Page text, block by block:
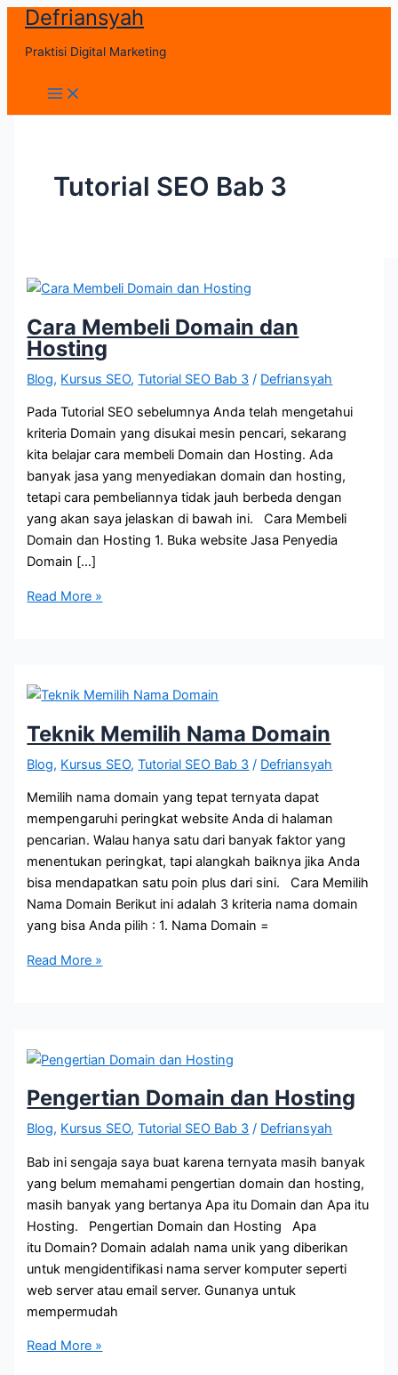
Skip
content
Defriansyah
Praktisi Digital Marketing
Main
Menu
Tutorial SEO Bab 3
Cara Membeli Domain dan
Hosting
Blog, Kursus SEO,Tutorial SEO Bab 3 / Defriansyah
Pada Tutorial SEO sebelumnya Anda telah mengetahui
kriteria Domain yang disukai mesin pencari, sekarang
kita belajar cara membeli Domain dan Hosting. Ada
banyak jasa yang menyediakan domain dan hosting,
tetapi cara pembeliannya tidak jauh berbeda dengan
yang akan saya jelaskan di bawah ini. Cara Membeli
Domain dan Hosting 1. Buka website Jasa Penyedia
Domain […]
Cara
Hosting
Read More »
Teknik Memilih Nama Domain
Blog, Kursus SEO,Tutorial SEO Bab 3 / Defriansyah
Memilih nama domain yang tepat ternyata dapat
mempengaruhi peringkat website Anda di halaman
pencarian. Walau hanya satu dari banyak faktor yang
menentukan peringkat, tapi alangkah baiknya jika Anda
bisa mendapatkan satu poin plus dari sini. Cara Memilih
Nama Domain Berikut ini adalah 3 kriteria nama domain
yang bisa Anda pilih : 1. Nama Domain =
Teknik
Read More »
Pengertian Domain dan Hosting
Blog, Kursus SEO,Tutorial SEO Bab 3 / Defriansyah
Bab ini sengaja saya buat karena ternyata masih banyak
yang belum memahami pengertian domain dan hosting,
masih banyak yang bertanya Apa itu Domain dan Apa itu
Hosting. Pengertian Domain dan Hosting Apa
itu Domain? Domain adalah nama unik yang diberikan
untuk mengidentifikasi nama server komputer seperti
web server atau email server. Gunanya untuk
mempermudah
Pengertian
Read More »